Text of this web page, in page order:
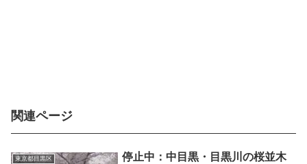
関連ページ
東京都目黒区
停止中：中目黒・目黒川の桜並木